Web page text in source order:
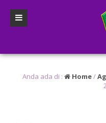
yang lalu/ Diharapkan kepada
Anda ada di : Home/